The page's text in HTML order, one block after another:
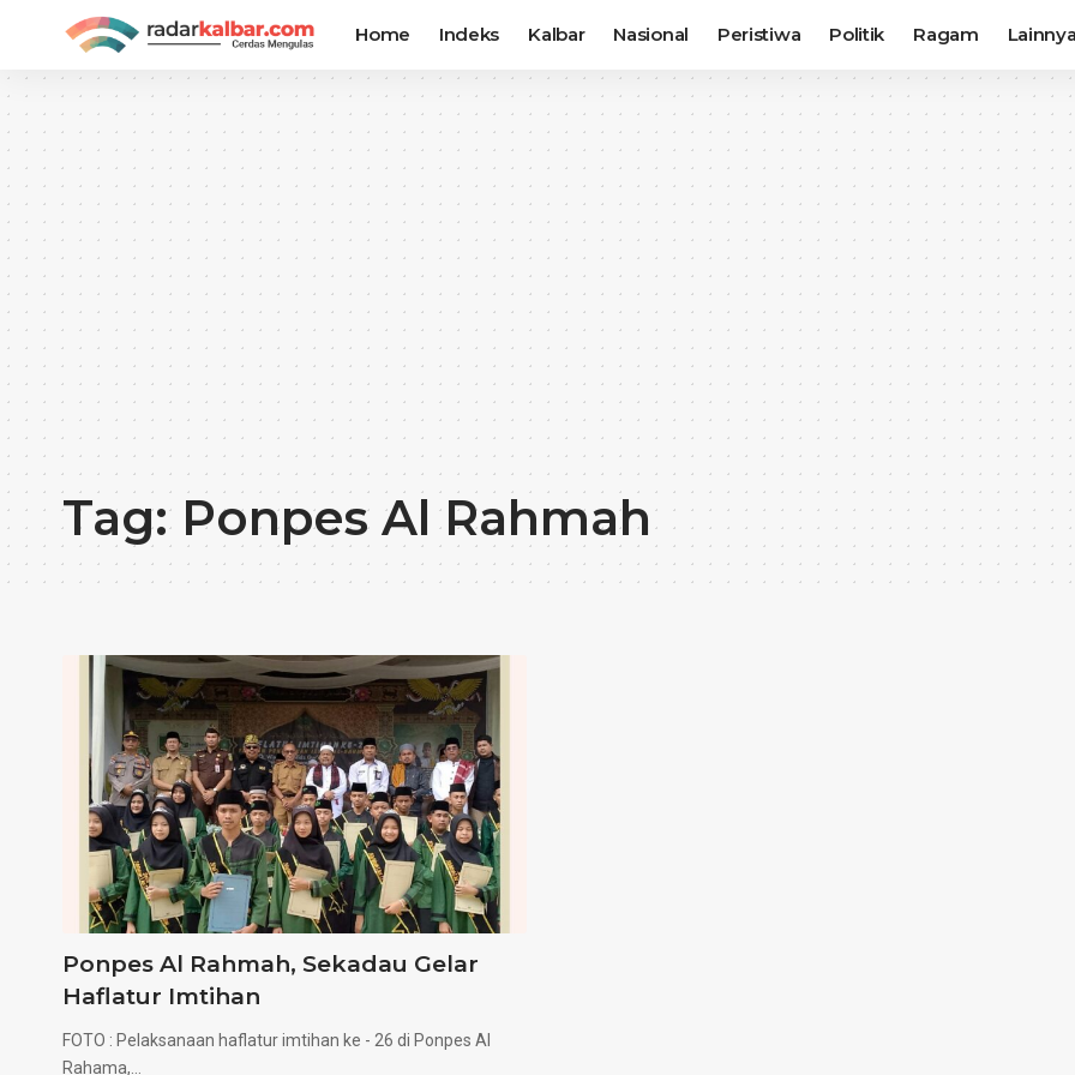
Home Indeks Kalbar Nasional Peristiwa Politik Ragam
Tag: Ponpes Al Rahmah
Ponpes Al Rahmah, Sekadau Gelar
Haflatur Imtihan
FOTO : Pelaksanaan haflatur imtihan ke - 26 di Ponpes Al
Rahama,…